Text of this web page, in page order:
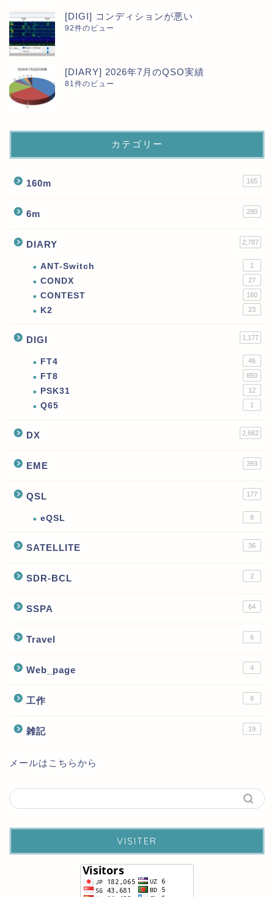
[DIGI] コンディションが悪い
92件のビュー
[DIARY] 2026年7月のQSO実績
81件のビュー
カテゴリー
160m 165
6m 280
DIARY 2,787
ANT-Switch 1
CONDX 27
CONTEST 160
K2 23
DIGI 1,177
FT4 46
FT8 850
PSK31 12
Q65 1
DX 2,662
EME 393
QSL 177
eQSL 9
SATELLITE 36
SDR-BCL 2
SSPA 64
Travel 6
Web_page 4
工作 6
雑記 19
メールはこちらから
VISITER